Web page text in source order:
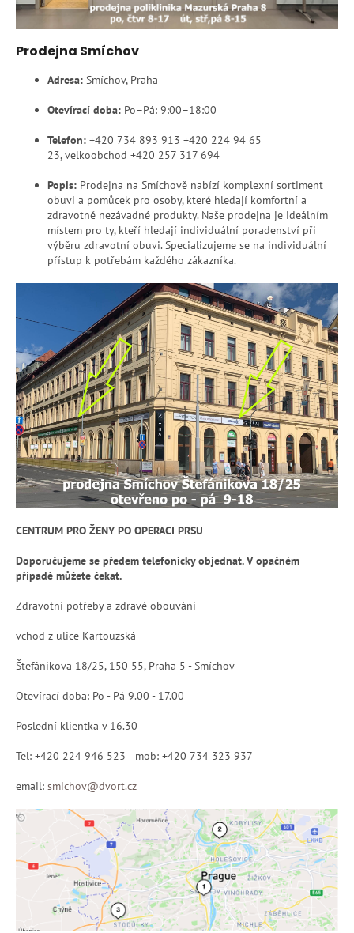
Prodejna Smíchov
Adresa: Smíchov, Praha
Otevírací doba: Po–Pá: 9:00–18:00
Telefon: +420 734 893 913 +420 224 94 65
23,velkoobchod +420 257 317 694
Popis: Prodejna na Smíchově nabízí komplexní sortiment
obuvi a pomůcek pro osoby, které hledají komfortní a
zdravotně nezávadné produkty. Naše prodejna je ideálním
místem pro ty, kteří hledají individuální poradenství při
výběru zdravotní obuvi. Specializujeme se na individuální
přístup k potřebám každého zákazníka.
CENTRUM PRO ŽENY PO OPERACI PRSU
Doporučujeme se předem telefonicky objednat. V opačném
případě můžete čekat.
Zdravotní potřeby a zdravé obouvání
vchod z ulice Kartouzská
Štefánikova 18/25, 150 55, Praha 5 - Smíchov
Otevírací doba: Po - Pá 9.00 - 17.00
Poslední klientka v 16.30
Tel: +420 224 946 523 mob: +420 734 323 937
email: smichov@dvort.cz